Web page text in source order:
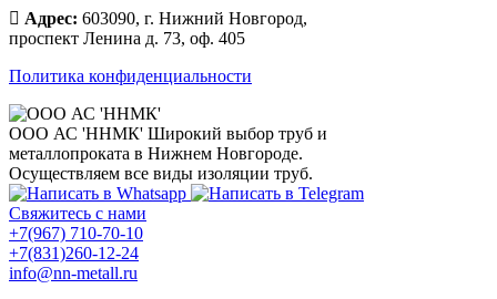
Адрес: 603090, г. Нижний Новгород,
проспект Ленина д. 73, оф. 405
Политика конфиденциальности
ООО АС 'ННМК' Широкий выбор труб и
металлопроката в Нижнем Новгороде.
Осуществляем все виды изоляции труб.
Свяжитесь с нами
+7(967) 710-70-10
+7(831)260-12-24
info@nn-metall.ru